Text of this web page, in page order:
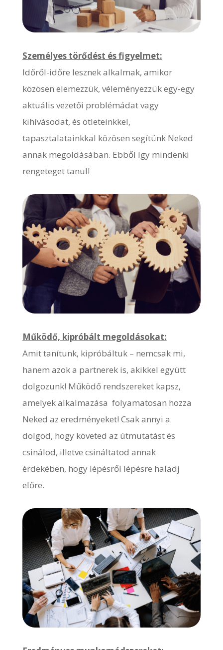
Személyes törődést és figyelmet:
Időről-időre lesznek alkalmak, amikor
közösen elemezzük, véleményezzük egy-egy
aktuális vezetői problémádat vagy
kihívásodat, és ötleteinkkel,
tapasztalatainkkal közösen segítünk Neked
annak megoldásában. Ebből így mindenki
rengeteget tanul!
Működő, kipróbált megoldásokat:
Amit tanítunk, kipróbáltuk – nemcsak mi,
hanem azok a partnerek is, akikkel együtt
dolgozunk! Működő rendszereket kapsz,
amelyek alkalmazása folyamatosan hozza
Neked az eredményeket! Csak annyi a
dolgod, hogy követed az útmutatást és
csinálod, illetve csináltatod annak
érdekében, hogy lépésről lépésre haladj
előre.